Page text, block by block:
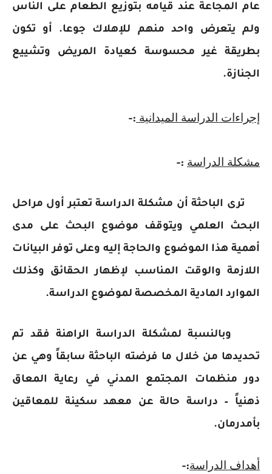
عام المجاعة عند قيامه بتوزيع الطعام على الناس
ولم يتعرض واحد منهم للإهلاك جوعا. أو تكون
بطريقة غير محسوسة كعيادة المريض وتشييع
الجنازة.
إجراءات الدراسة الميدانية :-
مشكلة الدراسة :-
ترى الباحثة أن مشكلة الدراسة تعتبر أول مراحل
البحث العلمي ويتوقف موضوع البحث على مدى
أهمية هذا الموضوع والحاجة إليه وعلى توفر البيانات
اللازمة والوقت المناسب لإظهار الحقائق وكذلك
الموارد المادية المخصصة لموضوع الدراسة.
وبالنسبة لمشكلة الدراسة الراهنة فقد تم
تحديدها من خلال ما فرضته الباحثة سابقاً وهي عن
دور منظمات المجتمع المدني في رعاية المعاق
ذهنياً – دراسة حالة عن معهد سكينة للمعاقين
بأمدرمان.
أهداف الدراسة:-